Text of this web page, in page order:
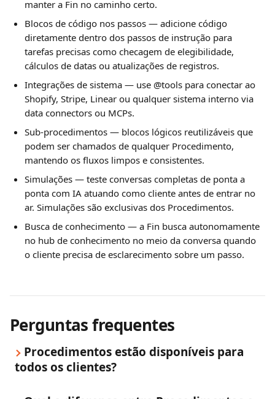
manter a Fin no caminho certo.
Blocos de código nos passos — adicione código
diretamente dentro dos passos de instrução para
tarefas precisas como checagem de elegibilidade,
cálculos de datas ou atualizações de registros.
Integrações de sistema — use @tools para conectar ao
Shopify, Stripe, Linear ou qualquer sistema interno via
data connectors ou MCPs.
Sub-procedimentos — blocos lógicos reutilizáveis que
podem ser chamados de qualquer Procedimento,
mantendo os fluxos limpos e consistentes.
Simulações — teste conversas completas de ponta a
ponta com IA atuando como cliente antes de entrar no
ar. Simulações são exclusivas dos Procedimentos.
Busca de conhecimento — a Fin busca autonomamente
no hub de conhecimento no meio da conversa quando
o cliente precisa de esclarecimento sobre um passo.
Perguntas frequentes
Procedimentos estão disponíveis para
todos os clientes?